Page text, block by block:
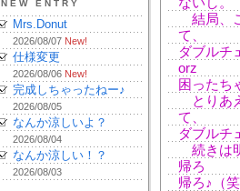
NEW ENTRY
Mrs.Donut
2026/08/07 New!
仕様変更
2026/08/06 New!
完成しちゃったねー♪
2026/08/05
なんか涼しいよ？
2026/08/04
なんか涼しい！？
2026/08/03
結局、
て、
ダブルチ
orz
困ったち
とりあ
て、
ダブルチ
続きは
帰ろ
帰ろ♪（